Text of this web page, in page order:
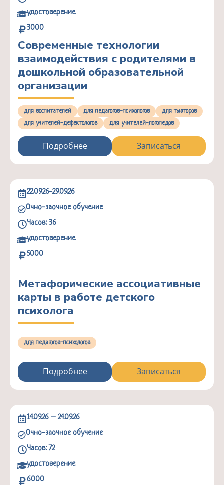
удостоверение
3000
Современные технологии
взаимодействия с родителями в
дошкольной образовательной
организации
для воспитателей для педагогов-психологов
для тьюторов
для учителей-дефектологов
для учителей-логопедов
Подробнее Записаться
22.09.26-29.09.26
Очно-заочное обучение
Часов: 36
удостоверение
5000
Метафорические ассоциативные
карты в работе детского
психолога
для педагогов-психологов
Подробнее Записаться
14.09.26 – 24.09.26
Очно-заочное обучение
Часов: 72
удостоверение
6000